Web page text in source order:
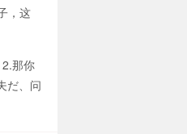
，这
那你
だ、问